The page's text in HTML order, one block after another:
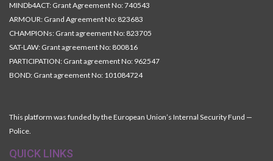
MINDb4ACT: Grant Agreement No: 740543
ARMOUR: Grand Agreement No: 823683
CHAMPIONs: Grant agreement No: 823705
SAT-LAW: Grant agreement No: 800816
PARTICIPATION: Grant agreement No: 962547
BOND: Grant agreement No: 101084724
This platform was funded by the European Union’s Internal Security Fund —
Police.
QUICK LINKS